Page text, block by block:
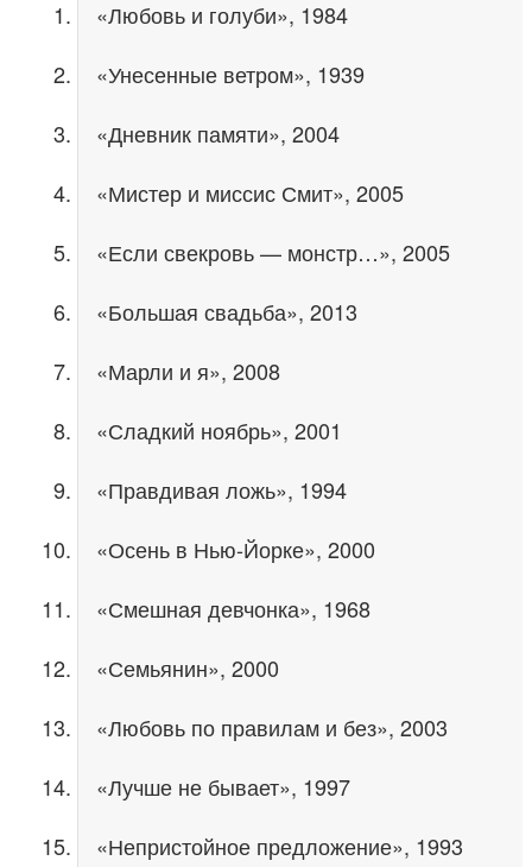
«Любовь и голуби», 1984
«Унесенные ветром», 1939
«Дневник памяти», 2004
«Мистер и миссис Смит», 2005
«Если свекровь — монстр…», 2005
«Большая свадьба», 2013
«Марли и я», 2008
«Сладкий ноябрь», 2001
«Правдивая ложь», 1994
«Осень в Нью-Йорке», 2000
«Смешная девчонка», 1968
«Семьянин», 2000
«Любовь по правилам и без», 2003
«Лучше не бывает», 1997
«Непристойное предложение», 1993